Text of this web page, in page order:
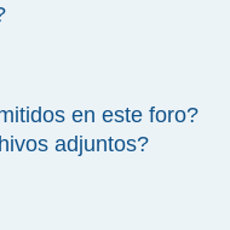
en este foro?
adjuntos?